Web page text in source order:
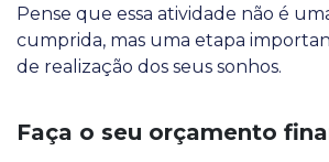
Pense que essa atividade não é
cumprida, mas uma etapa
de realização dos seus sonhos.
Faça o seu orçamento